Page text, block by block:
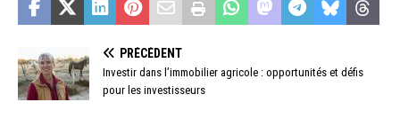
PRÉCÉDENT
Investir dans l’immobilier agricole : opportunités et défis
pour les investisseurs